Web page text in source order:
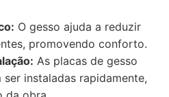
O gesso ajuda a reduzir
promovendo conforto.
As placas de gesso
instaladas rapidamente,